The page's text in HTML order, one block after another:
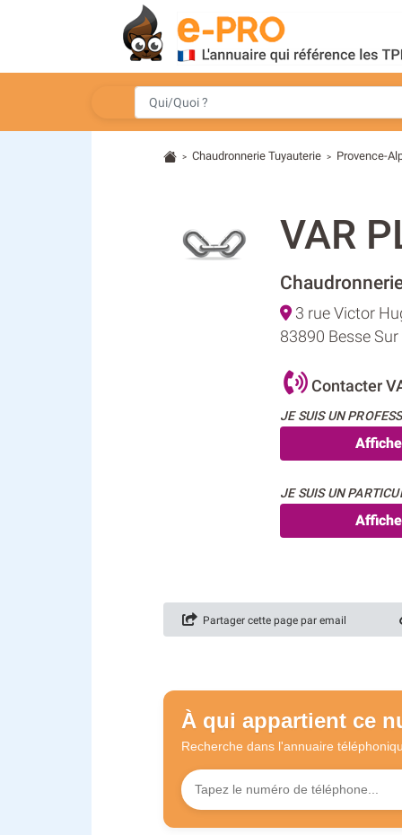
> Chaudronnerie Tuyauterie > Provence-
VAR
3 rue Victor
83890 Besse
Contacter
JE SUIS UN
JE SUIS UN
Partager cette page par email
À qui appartient ce
Recherche dans l'annuaire